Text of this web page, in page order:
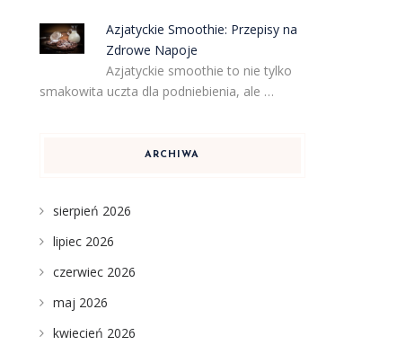
Azjatyckie Smoothie: Przepisy na
Zdrowe Napoje
Azjatyckie smoothie to nie tylko
smakowita uczta dla podniebienia, ale …
ARCHIWA
sierpień 2026
lipiec 2026
czerwiec 2026
maj 2026
kwiecień 2026